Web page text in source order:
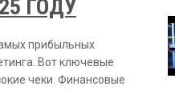
ГОДУ
прибыльных
Вот ключевые
чеки. Финансовые